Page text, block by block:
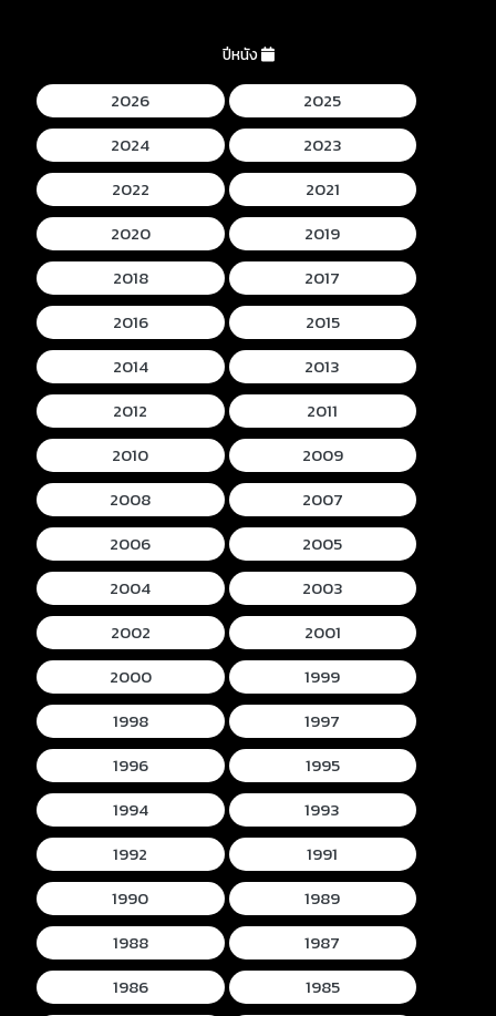
ปีหนัง
2026
2025
2024
2023
2022
2021
2020
2019
2018
2017
2016
2015
2014
2013
2012
2011
2010
2009
2008
2007
2006
2005
2004
2003
2002
2001
2000
1999
1998
1997
1996
1995
1994
1993
1992
1991
1990
1989
1988
1987
1986
1985